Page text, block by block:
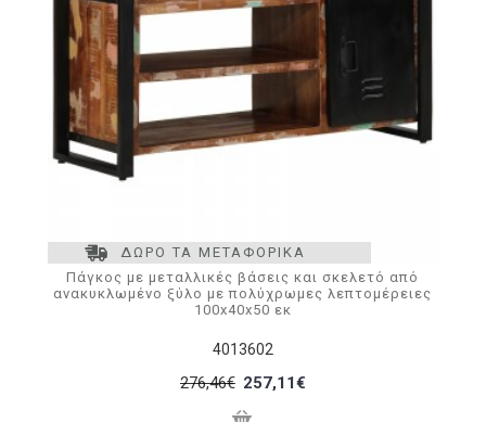
ΔΩΡΟ ΤΑ ΜΕΤΑΦΟΡΙΚΑ
4013602
Πάγκος με μεταλλικές βάσεις και σκελετό από
ανακυκλωμένο ξύλο με πολύχρωμες λεπτομέρειες
100x40x50 εκ
276,46€ 257,11€